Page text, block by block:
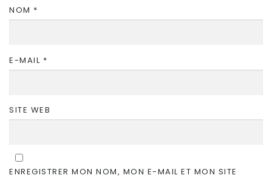
NOM *
E-MAIL *
SITE WEB
ENREGISTRER MON NOM, MON E-MAIL ET MON SITE